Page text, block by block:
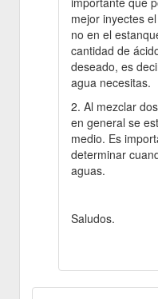
mejor inyectes
no en el
cantidad de
deseado, es
agua necesitas.
2. Al mezclar
en general se
medio. Es
determinar
aguas.
Saludos.